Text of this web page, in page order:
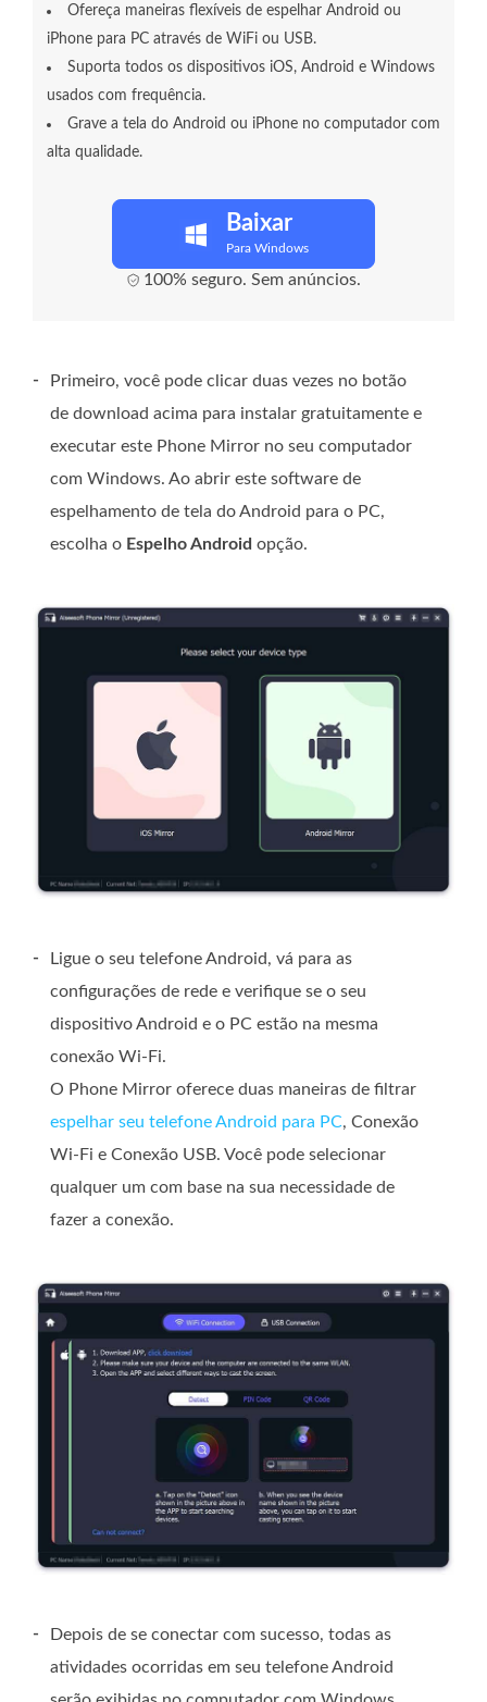
Ofereça maneiras flexíveis de espelhar Android ou
iPhone para PC através de WiFi ou USB.
Suporta todos os dispositivos iOS, Android e Windows
usados ​​com frequência.
Grave a tela do Android ou iPhone no computador com
alta qualidade.
Baixar
Para Windows
100% seguro. Sem anúncios.
-
Primeiro, você pode clicar duas vezes no botão
de download acima para instalar gratuitamente e
executar este Phone Mirror no seu computador
com Windows. Ao abrir este software de
espelhamento de tela do Android para o PC,
escolha o Espelho Android opção.
-
Ligue o seu telefone Android, vá para as
configurações de rede e verifique se o seu
dispositivo Android e o PC estão na mesma
conexão Wi-Fi.
O Phone Mirror oferece duas maneiras de filtrar
espelhar seu telefone Android para PC, Conexão
Wi-Fi e Conexão USB. Você pode selecionar
qualquer um com base na sua necessidade de
fazer a conexão.
-
Depois de se conectar com sucesso, todas as
atividades ocorridas em seu telefone Android